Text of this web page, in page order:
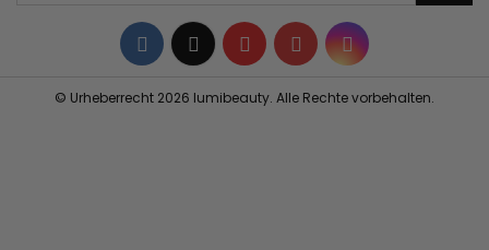
Facebook
TwitterYouTubePinterestInstagram
© Urheberrecht 2026 lumibeauty. Alle Rechte vorbehalten.